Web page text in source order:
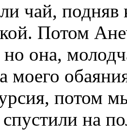
чай, подняв
Потом
она,
моего
потом
на